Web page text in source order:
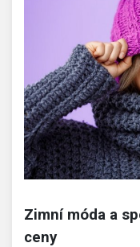
Zimní móda a
ceny